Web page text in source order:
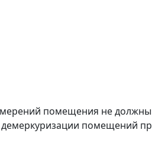
помещения не должны
демеркуризации помещений